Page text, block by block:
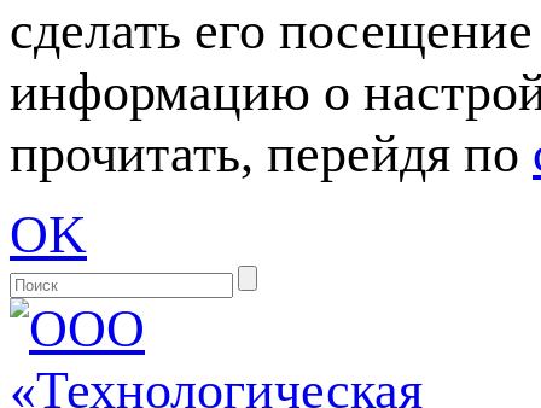
сделать его
информацию о
прочитать, перейдя по
OK